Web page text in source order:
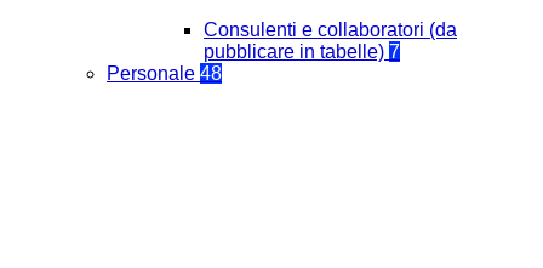
Consulenti e collaboratori (da
pubblicare in tabelle) 7
Personale 48